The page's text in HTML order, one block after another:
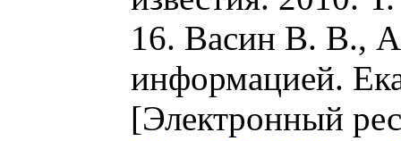
16. Васин В. В.,
информацией.
[Электронный